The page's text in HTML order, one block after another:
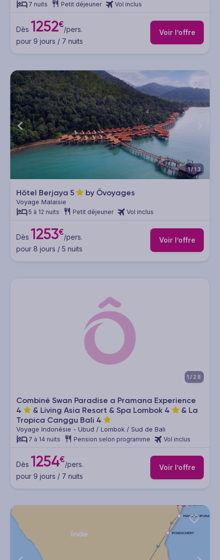
7 nuits Petit déjeuner Vol inclus
Dès 1252€/pers.
pour 9 jours / 7 nuits
Voir l’offre
1/13
Hôtel Berjaya 5 by Ôvoyages
Voyage Malaisie
5 à 12 nuits Petit déjeuner Vol inclus
Dès 1253€/pers.
pour 8 jours / 5 nuits
Voir l’offre
1/28
Combiné Swan Paradise a Pramana Experience
4
& Living Asia Resort & Spa Lombok 4
& La
Tropica Canggu Bali 4
Voyage Indonésie - Ubud / Lombok / Sud de Bali
7 à 14 nuits Pension selon programme Vol inclus
Dès 1254€/pers.
pour 9 jours / 7 nuits
Voir l’offre